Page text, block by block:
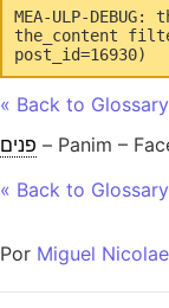
MEA-ULP-
the_content
post_id=16930)
« Back to
פנים – Panim –
« Back to
Por Miguel